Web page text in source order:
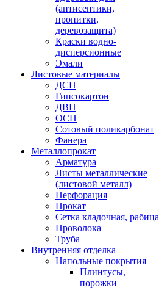
(антисептики,
пропитки,
деревозащита)
Краски водно-
дисперсионные
Эмали
Листовые материалы
ДСП
Гипсокартон
ДВП
ОСП
Сотовый поликарбонат
Фанера
Металлопрокат
Арматура
Листы металлические
(листовой металл)
Перфорация
Прокат
Сетка кладочная, рабица
Проволока
Труба
Внутренняя отделка
Напольные покрытия
Плинтусы,
порожки